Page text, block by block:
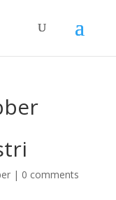
| 0 comments